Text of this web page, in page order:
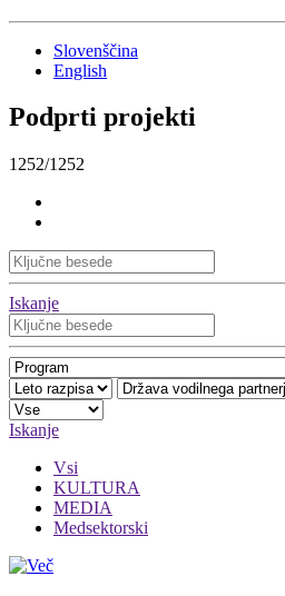
Slovenščina
English
Podprti projekti
1252/1252
Iskanje
Iskanje
Vsi
KULTURA
MEDIA
Medsektorski